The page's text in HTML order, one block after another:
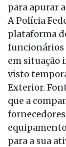
para apurar
A Polícia
plataforma
funcionários
em situação
visto
Exterior.
que a
para a sua